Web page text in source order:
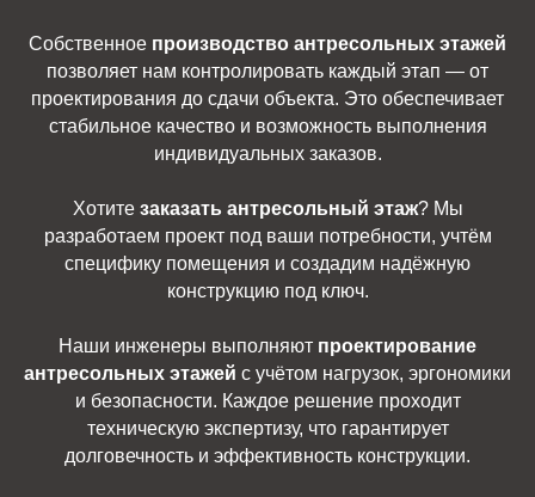
Собственное производство антресольных этажей
позволяет нам контролировать каждый этап — от
проектирования до сдачи объекта. Это обеспечивает
стабильное качество и возможность выполнения
индивидуальных заказов.
Хотите заказать антресольный этаж? Мы
разработаем проект под ваши потребности, учтём
специфику помещения и создадим надёжную
конструкцию под ключ.
Наши инженеры выполняют проектирование
антресольных этажей с учётом нагрузок, эргономики
и безопасности. Каждое решение проходит
техническую экспертизу, что гарантирует
долговечность и эффективность конструкции.